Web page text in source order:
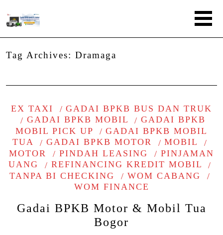
Tag Archives: Dramaga
EX TAXI
GADAI BPKB BUS DAN TRUK
GADAI BPKB MOBIL
GADAI BPKB
MOBIL PICK UP
GADAI BPKB MOBIL
TUA
GADAI BPKB MOTOR
MOBIL
MOTOR
PINDAH LEASING
PINJAMAN
UANG
REFINANCING KREDIT MOBIL
TANPA BI CHECKING
WOM CABANG
WOM FINANCE
Gadai BPKB Motor & Mobil Tua
Bogor